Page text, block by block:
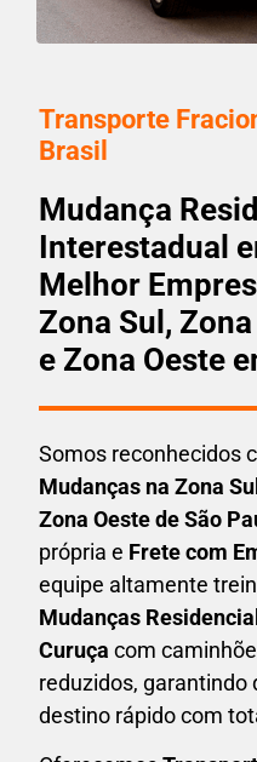
Transporte
Brasil
Mudança
Interestadual
Melhor
Zona Sul,
e Zona Oeste
Somos reconhecidos
Mudanças na Zona
Zona Oeste de São
própria e Frete com
equipe altamente
Mudanças
Curuça com
reduzidos, garantindo
destino rápido com